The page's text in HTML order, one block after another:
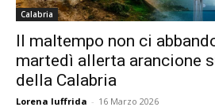
Calabria
Il maltempo non ci
martedì allerta arancione
della Calabria
Lorena Iuffrida - 16 Marzo 2026